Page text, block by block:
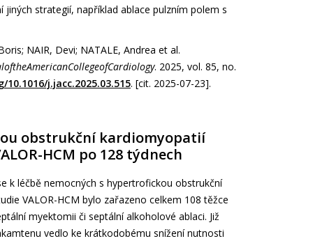
strategií, například ablace pulzním polem s
NAIR, Devi; NATALE, Andrea et al.
. 2025, vol. 85, no.
j.jacc.2025.03.515. [cit. 2025-07-23].
obstrukční kardiomyopatií
HCM po 128 týdnech
k léčbě nemocných s hypertrofickou obstrukční
VALOR-HCM bylo zařazeno celkem 108 těžce
myektomii či septální alkoholové ablaci. Již
vedlo ke krátkodobému snížení nutnosti